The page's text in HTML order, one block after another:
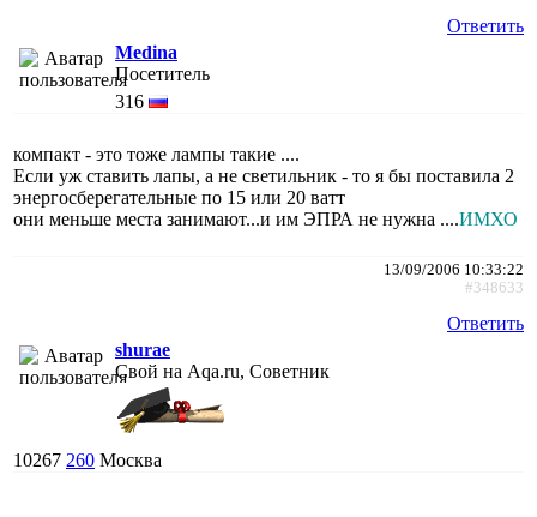
Ответить
Medina
Посетитель
316
компакт - это тоже лампы такие ....
Если уж ставить лапы, а не светильник - то я бы поставила 2
энергосберегательные по 15 или 20 ватт
они меньше места занимают...и им ЭПРА не нужна ....ИМХО
13/09/2006 10:33:22
#348633
Ответить
shurae
Свой на Aqa.ru, Советник
10267 260 Москва